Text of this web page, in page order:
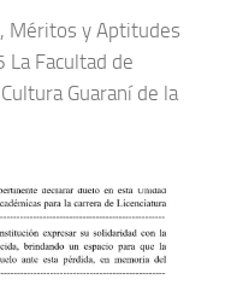
Méritos y Aptitudes
La Facultad de
Guaraní de la